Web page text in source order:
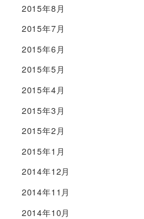
2015年8月
2015年7月
2015年6月
2015年5月
2015年4月
2015年3月
2015年2月
2015年1月
2014年12月
2014年11月
2014年10月